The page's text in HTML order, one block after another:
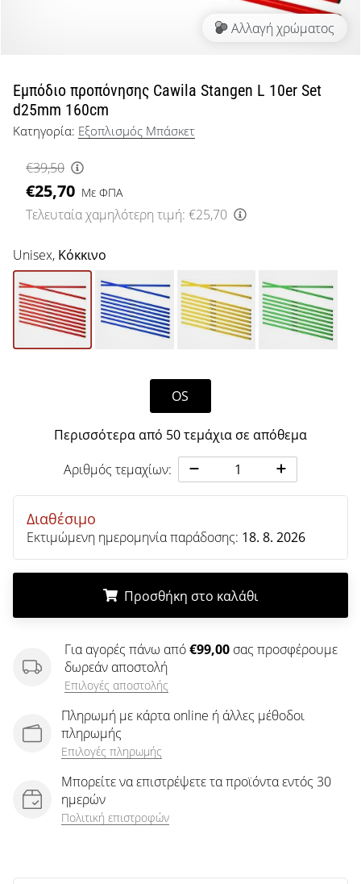
μπάσκετ
όπως
εμείς;
Έλα
μας
ως
πρεσβευτής
της
μας.
Εμφάνιση
όλων των
Αλλαγή χρώματος
Εμπόδιο προπόνησης Cawila Stangen L 10er Set
d25mm 160cm
Κατηγορία: Εξοπλισμός Μπάσκετ
€39,50
€25,70 Με ΦΠΑ
Τελευταία χαμηλότερη τιμή: €25,70
Unisex, Κόκκινο
OS
Περισσότερα από 50 τεμάχια σε απόθεμα
Αριθμός τεμαχίων:
Διαθέσιμο
Εκτιμώμενη ημερομηνία παράδοσης: 18. 8. 2026
Προσθήκη στο καλάθι
Για αγορές πάνω από€99,00 σας προσφέρουμε
δωρεάν αποστολή
Επιλογές αποστολής
Πληρωμή με κάρτα online ή άλλες μέθοδοι
πληρωμής
Επιλογές πληρωμής
Μπορείτε να επιστρέψετε τα προϊόντα εντός 30
ημερών
Πολιτική επιστροφών